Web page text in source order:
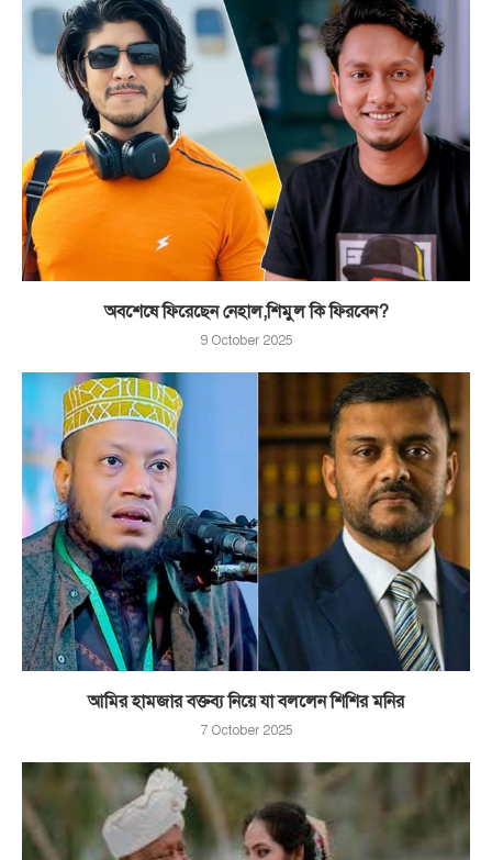
অবশেষে ফিরেছেন নেহাল,শিমুল কি ফিরবেন?
9 October 2025
আমির হামজার বক্তব্য নিয়ে যা বললেন শিশির মনির
7 October 2025